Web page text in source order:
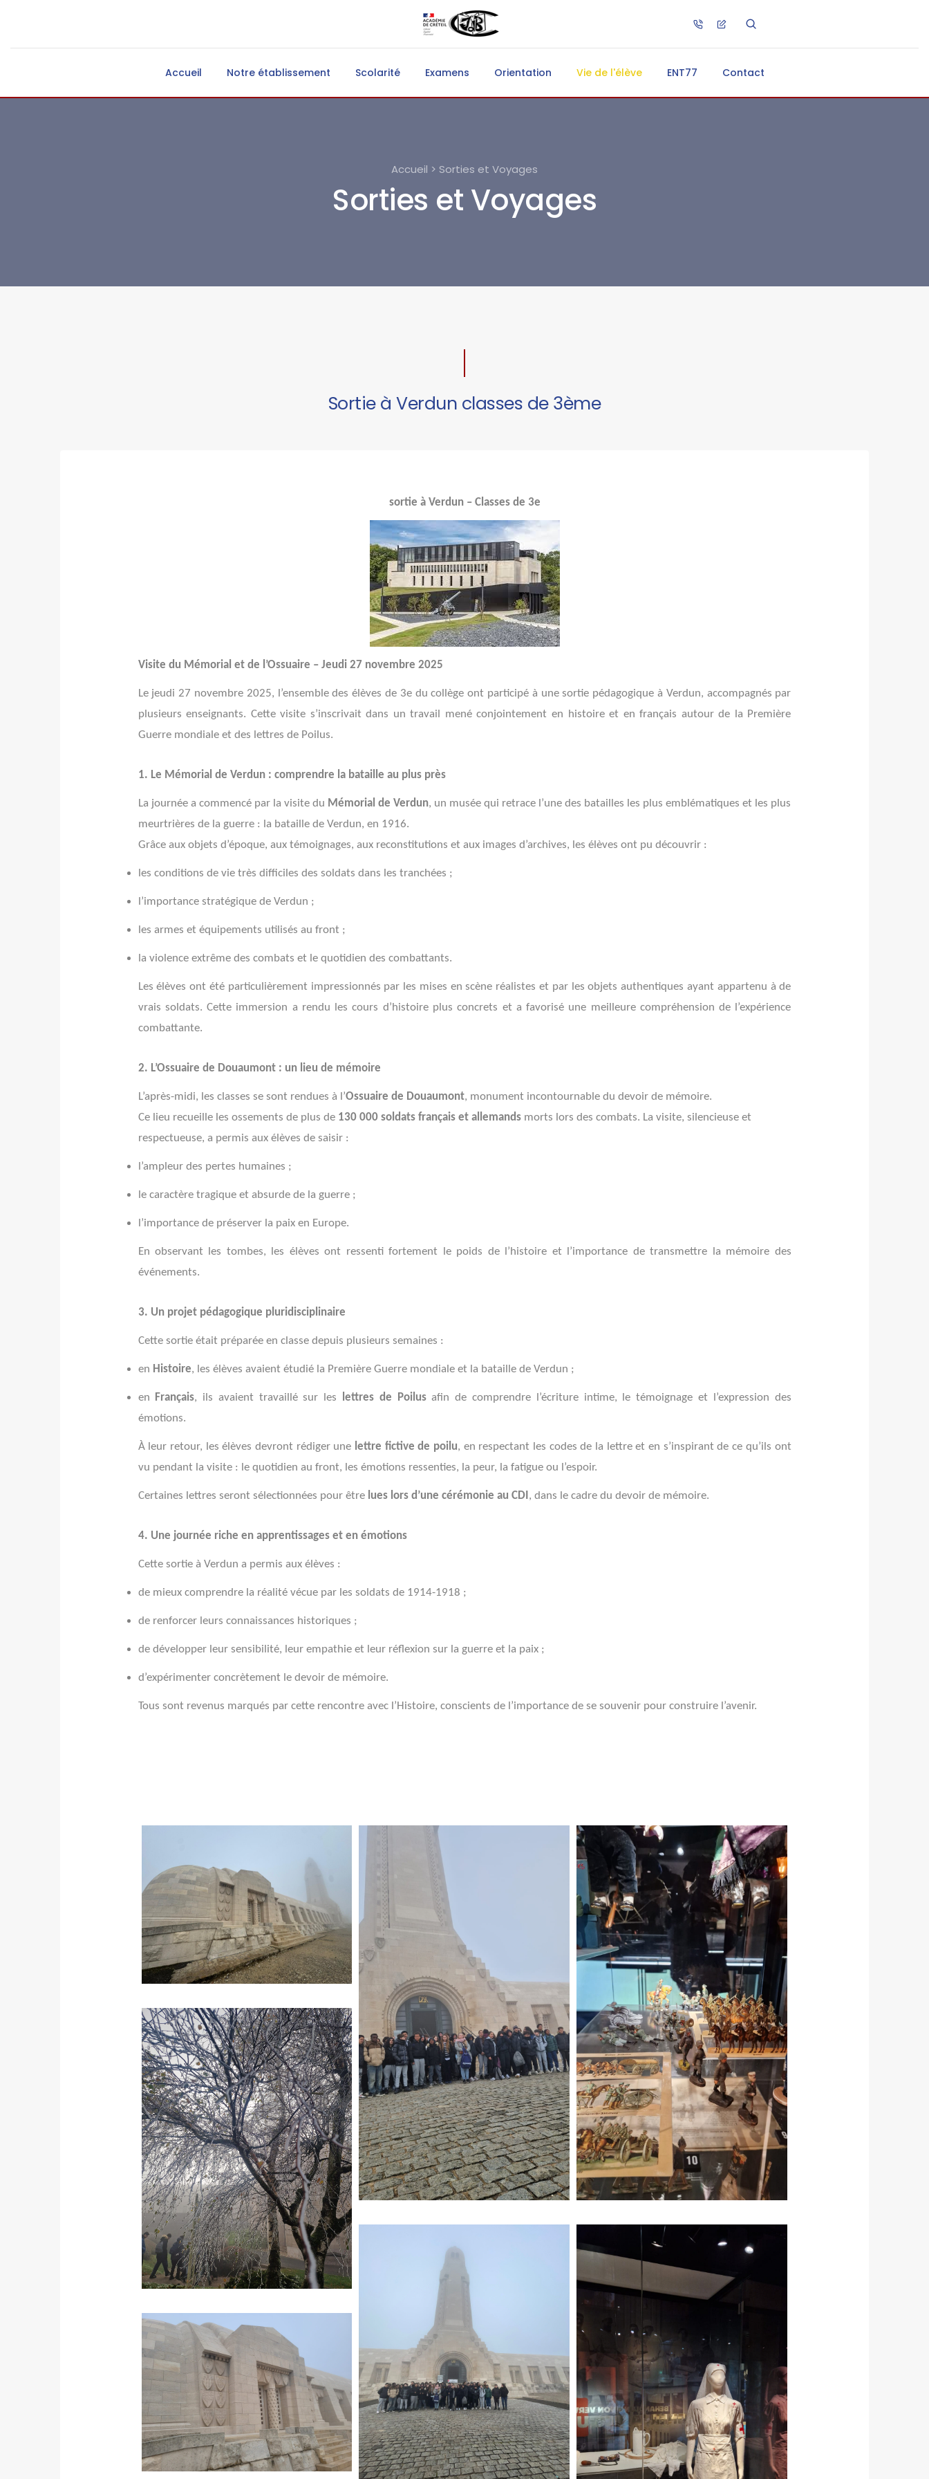
Accueil Notre établissement Scolarité Examens Orientation Vie de l'élève ENT77 Contact
Accueil > Sorties et Voyages
Sorties et Voyages
Sortie à Verdun classes de 3ème
sortie à Verdun – Classes de 3e
Visite du Mémorial et de l’Ossuaire – Jeudi 27 novembre 2025
Le jeudi 27 novembre 2025, l’ensemble des élèves de 3e du collège ont participé à une sortie pédagogique à Verdun, accompagnés par
plusieurs enseignants. Cette visite s’inscrivait dans un travail mené conjointement en histoire et en français autour de la Première
Guerre mondiale et des lettres de Poilus.
1. Le Mémorial de Verdun : comprendre la bataille au plus près
La journée a commencé par la visite du Mémorial de Verdun, un musée qui retrace l’une des batailles les plus emblématiques et les plus
meurtrières de la guerre : la bataille de Verdun, en 1916.
Grâce aux objets d’époque, aux témoignages, aux reconstitutions et aux images d’archives, les élèves ont pu découvrir :
les conditions de vie très difficiles des soldats dans les tranchées ;
l’importance stratégique de Verdun ;
les armes et équipements utilisés au front ;
la violence extrême des combats et le quotidien des combattants.
Les élèves ont été particulièrement impressionnés par les mises en scène réalistes et par les objets authentiques ayant appartenu à de
vrais soldats. Cette immersion a rendu les cours d’histoire plus concrets et a favorisé une meilleure compréhension de l’expérience
combattante.
2. L’Ossuaire de Douaumont : un lieu de mémoire
L’après-midi, les classes se sont rendues à l’Ossuaire de Douaumont, monument incontournable du devoir de mémoire.
Ce lieu recueille les ossements de plus de 130 000 soldats français et allemandsmorts lors des combats. La visite, silencieuse et
respectueuse, a permis aux élèves de saisir :
l’ampleur des pertes humaines ;
le caractère tragique et absurde de la guerre ;
l’importance de préserver la paix en Europe.
En observant les tombes, les élèves ont ressenti fortement le poids de l’histoire et l’importance de transmettre la mémoire des
événements.
3. Un projet pédagogique pluridisciplinaire
Cette sortie était préparée en classe depuis plusieurs semaines :
en Histoire, les élèves avaient étudié la Première Guerre mondiale et la bataille de Verdun ;
en Français, ils avaient travaillé sur les lettres de Poilusafin de comprendre l’écriture intime, le témoignage et l’expression des
émotions.
À leur retour, les élèves devront rédiger une lettre fictive de poilu, en respectant les codes de la lettre et en s’inspirant de ce qu’ils ont
vu pendant la visite : le quotidien au front, les émotions ressenties, la peur, la fatigue ou l’espoir.
Certaines lettres seront sélectionnées pour être lues lors d’une cérémonie au CDI , dans le cadre du devoir de mémoire.
4. Une journée riche en apprentissages et en émotions
Cette sortie à Verdun a permis aux élèves :
de mieux comprendre la réalité vécue par les soldats de 1914-1918 ;
de renforcer leurs connaissances historiques ;
de développer leur sensibilité, leur empathie et leur réflexion sur la guerre et la paix ;
d’expérimenter concrètement le devoir de mémoire.
Tous sont revenus marqués par cette rencontre avec l’Histoire, conscients de l’importance de se souvenir pour construire l’avenir.